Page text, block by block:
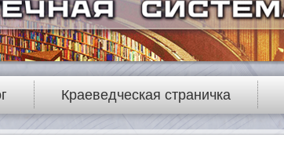
Краеведческая страничка